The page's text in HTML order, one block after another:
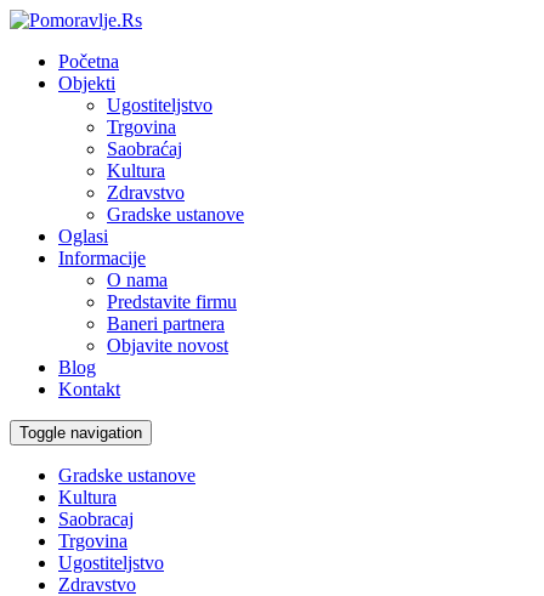
Početna
Objekti
Ugostiteljstvo
Trgovina
Saobraćaj
Kultura
Zdravstvo
Gradske ustanove
Oglasi
Informacije
O nama
Predstavite firmu
Baneri partnera
Objavite novost
Blog
Kontakt
Toggle navigation
Gradske ustanove
Kultura
Saobracaj
Trgovina
Ugostiteljstvo
Zdravstvo